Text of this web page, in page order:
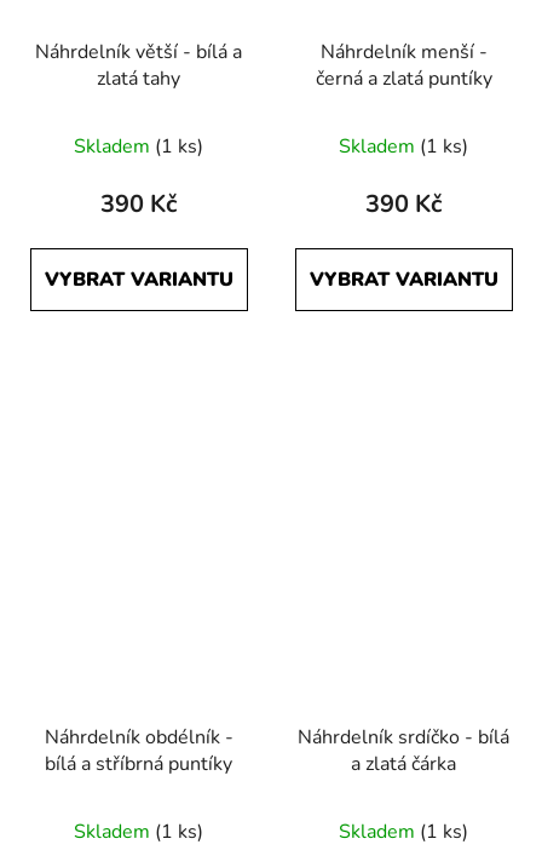
Náhrdelník větší - bílá a
zlatá tahy
hodnocení
produktu
5,0
z
Skladem (1 ks)
390 Kč
VYBRAT VARIANTU
Náhrdelník menší -
černá a zlatá puntíky
Skladem (1 ks)
390 Kč
VYBRAT VARIANTU
Náhrdelník obdélník -
bílá a stříbrná puntíky
Skladem (1 ks)
Náhrdelník srdíčko - bílá
a zlatá čárka
Skladem (1 ks)